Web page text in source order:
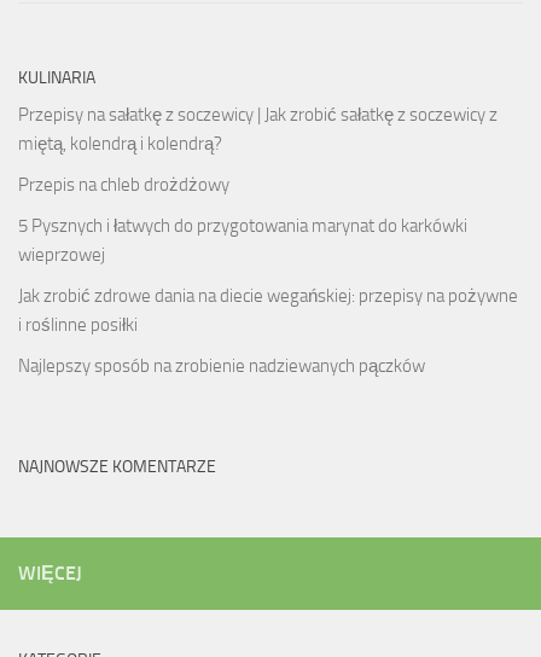
KULINARIA
Przepisy na sałatkę z soczewicy | Jak zrobić sałatkę z soczewicy z
miętą, kolendrą i kolendrą?
Przepis na chleb drożdżowy
5 Pysznych i łatwych do przygotowania marynat do karkówki
wieprzowej
Jak zrobić zdrowe dania na diecie wegańskiej: przepisy na pożywne
i roślinne posiłki
Najlepszy sposób na zrobienie nadziewanych pączków
NAJNOWSZE KOMENTARZE
WIĘCEJ